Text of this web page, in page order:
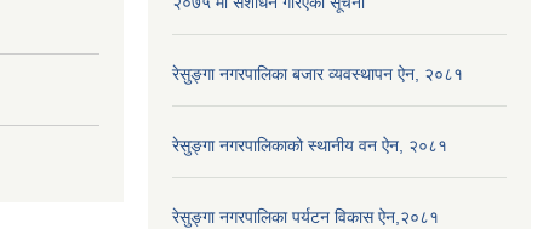
रेसुङ्गा नगरपालिका बजार व्यवस्थापन ऐन, २०८१
रेसुङ्गा नगरपालिकाको स्थानीय वन ऐन, २०८१
रेसुङ्गा नगरपालिका पर्यटन विकास ऐन,२०८१